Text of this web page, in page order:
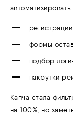
формы
подбор
накрутки
Капча стала
на 100%, но